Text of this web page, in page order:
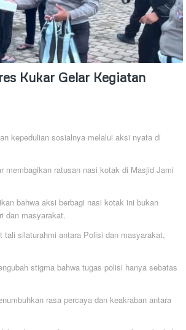
Kukar Gelar Kegiatan
kepedulian sosialnya melalui aksi nyata di
membagikan ratusan nasi kotak di Masjid Jami
bahwa aksi berbagi nasi kotak ini bukan
dan masyarakat.
tali silaturahmi antara Polisi dan masyarakat,
stigma bahwa tugas polisi hanya sebatas
rasa percaya dan keakraban antara